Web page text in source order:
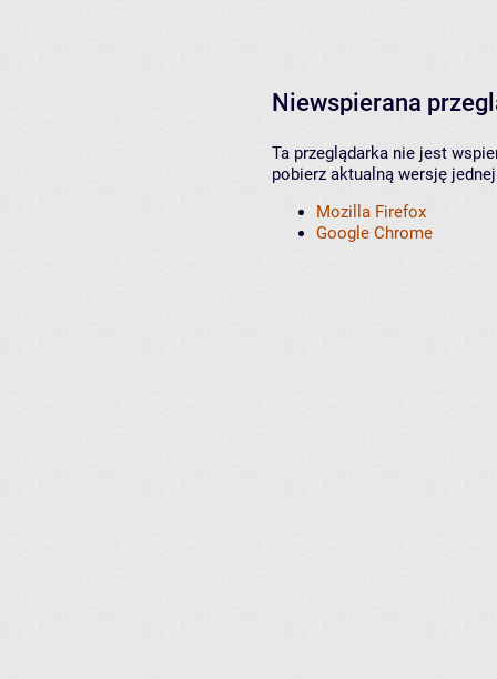
Niewspierana
Ta przeglądarka nie jest
pobierz aktualną wersję
Mozilla Firefox
Google Chrome